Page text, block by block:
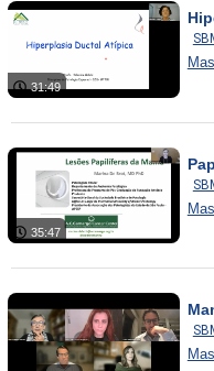
31:49
35:47